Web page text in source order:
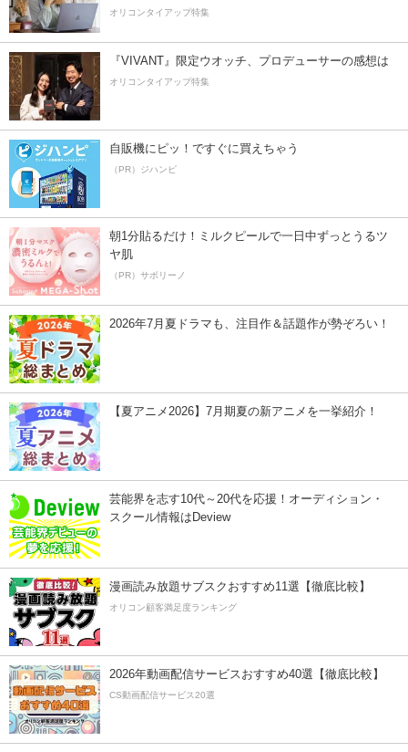
オリコンタイアップ特集
『VIVANT』限定ウオッチ、プロデューサーの感想は
オリコンタイアップ特集
自販機にピッ！ですぐに買えちゃう
（PR）ジハンピ
朝1分貼るだけ！ミルクピールで一日中ずっとうるツ
ヤ肌
（PR）サボリーノ
2026年7月夏ドラマも、注目作＆話題作が勢ぞろい！
【夏アニメ2026】7月期夏の新アニメを一挙紹介！
芸能界を志す10代～20代を応援！オーディション・
スクール情報はDeview
漫画読み放題サブスクおすすめ11選【徹底比較】
オリコン顧客満足度ランキング
2026年動画配信サービスおすすめ40選【徹底比較】
CS動画配信サービス20選